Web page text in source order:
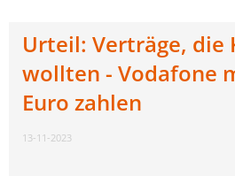
Urteil: Verträge, die
wollten - Vodafone
Euro zahlen
13-11-2023